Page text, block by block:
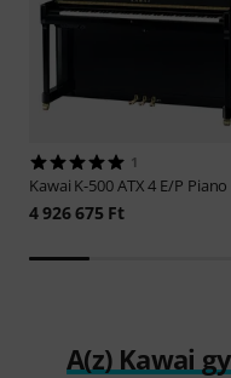
1
Kawai K-500 ATX 4 E/P Piano
4 926 675 Ft
A(z) Kawai